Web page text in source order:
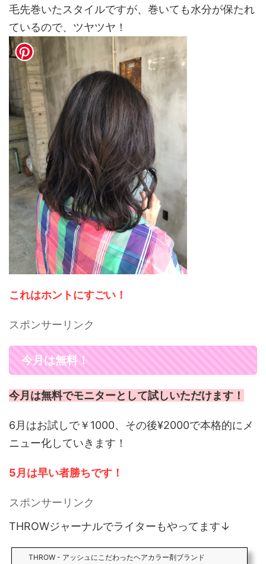
毛先巻いたスタイルですが、巻いても水分が保たれ
ているので、ツヤツヤ！
これはホントにすごい！
スポンサーリンク
今月は無料！
今月は無料でモニターとして試しいただけます！
6月はお試しで￥1000、その後¥2000で本格的にメ
ニュー化していきます！
5月は早い者勝ちです！
スポンサーリンク
THROWジャーナルでライターもやってます↓
THROW - アッシュにこだわったヘアカラー剤ブランド